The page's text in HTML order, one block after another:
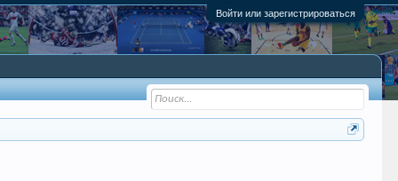
Войти или зарегистрироваться